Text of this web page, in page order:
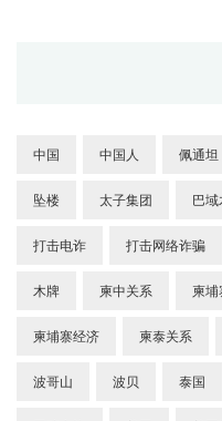
中国 中国人 佩通坦
坠楼 太子集团 巴
打击电诈 打击网络诈骗
木牌 柬中关系 柬埔
柬埔寨经济 柬泰关系
波哥山 波贝 泰国